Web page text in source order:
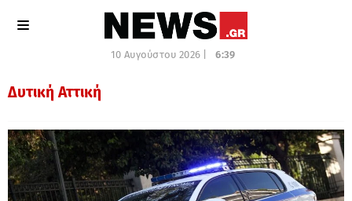
10 Αυγούστου 2026 | 6:39
Δυτική Αττική